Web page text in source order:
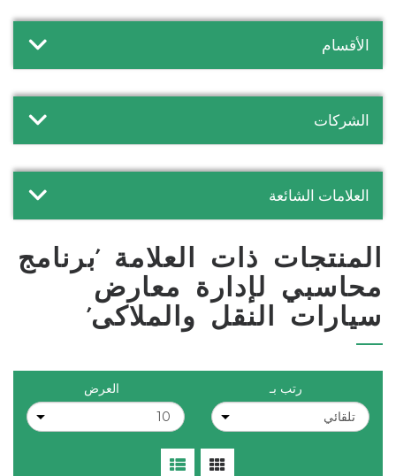
الأقسام
الشركات
العلامات الشائعة
المنتجات ذات العلامة 'برنامج
محاسبي لإدارة معارض
سيارات النقل والملاكى'
رتب بـ العرض